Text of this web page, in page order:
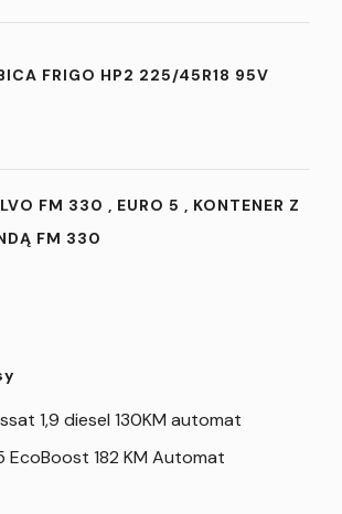
FRIGO HP2 225/45R18 95V
FM 330 , EURO 5 , KONTENER Z
FM 330
1,9 diesel 130KM automat
EcoBoost 182 KM Automat